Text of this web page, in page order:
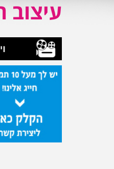
עיצוב